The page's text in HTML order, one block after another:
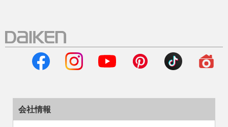
会社情報